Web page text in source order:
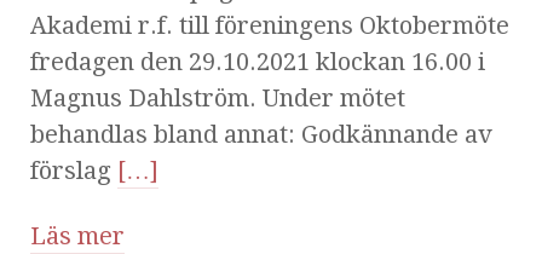
Akademi r.f. till föreningens Oktobermöte
fredagen den 29.10.2021 klockan 16.00 i
Magnus Dahlström. Under mötet
behandlas bland annat: Godkännande av
förslag […]
Läs mer